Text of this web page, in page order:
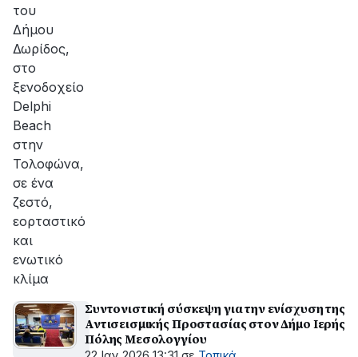
του
Δήμου
Δωρίδος,
στο
ξενοδοχείο
Delphi
Beach
στην
Τολοφώνα,
σε ένα
ζεστό,
εορταστικό
και
ενωτικό
κλίμα
Συντονιστική σύσκεψη για την ενίσχυση της
Αντισεισμικής Προστασίας στον Δήμο Ιερής
Πόλης Μεσολογγίου